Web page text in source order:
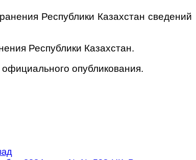
Республики Казахстан сведений
Республики Казахстан.
опубликования.